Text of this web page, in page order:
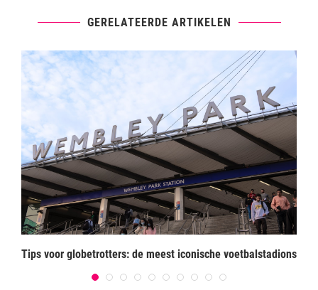
GERELATEERDE ARTIKELEN
Tips voor globetrotters: de meest iconische voetbalstadions